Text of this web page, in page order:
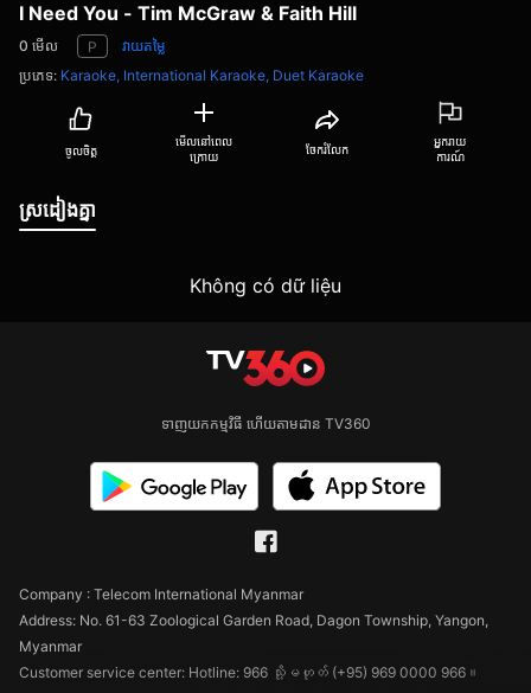
I Need You - Tim McGraw & Faith Hill
0 មើល P
វាយតម្លៃ
ប្រភេទ: Karaoke, International Karaoke, Duet Karaoke
ចូលចិត្ត
មើលនៅពេល
ក្រោយ
ចែករំលែក
អ្នករាយ
ការណ៍
ស្រដៀងគ្នា
Không có dữ liệu
ទាញយកកម្មវិធី ហើយតាមដាន TV360
Company : Telecom International Myanmar
Address: No. 61-63 Zoological Garden Road, Dagon Township, Yangon,
Myanmar
Customer service center: Hotline: 966 သို့မဟုတ် (+95) 969 0000 966။